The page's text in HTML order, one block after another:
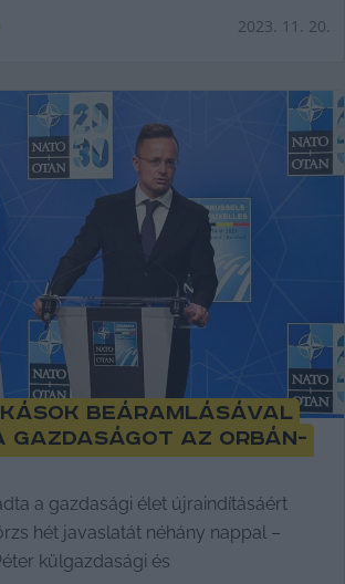
2023. 11. 20.
beáramlásával
gazdaságot az Orbán-
a gazdasági élet újraindításáért
hét javaslatát néhány nappal –
külgazdasági és